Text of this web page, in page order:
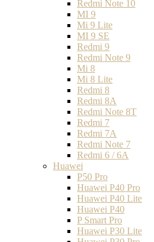
Redmi Note 10
MI 9
Mi 9 Lite
MI 9 SE
Redmi 9
Redmi Note 9
Mi 8
Mi 8 Lite
Redmi 8
Redmi 8A
Redmi Note 8T
Redmi 7
Redmi 7A
Redmi Note 7
Redmi 6 / 6A
Huawei
P50 Pro
Huawei P40 Pro
Huawei P40 Lite
Huawei P40
P Smart Pro
Huawei P30 Lite